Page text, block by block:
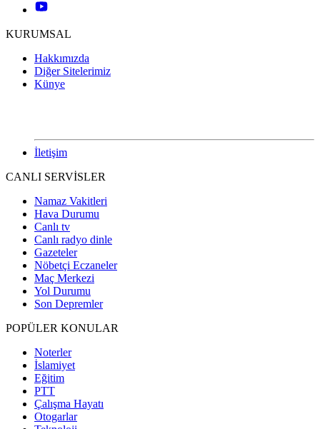
KURUMSAL
Hakkımızda
Diğer Sitelerimiz
Künye
İletişim
CANLI SERVİSLER
Namaz Vakitleri
Hava Durumu
Canlı tv
Canlı radyo dinle
Gazeteler
Nöbetçi Eczaneler
Maç Merkezi
Yol Durumu
Son Depremler
POPÜLER KONULAR
Noterler
İslamiyet
Eğitim
PTT
Çalışma Hayatı
Otogarlar